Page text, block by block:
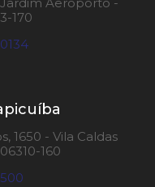
Aeroporto -
170
1650 - Vila Caldas
160